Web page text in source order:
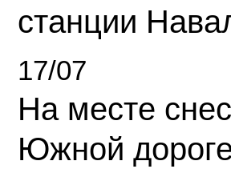
станции
17/07
На месте
Южной